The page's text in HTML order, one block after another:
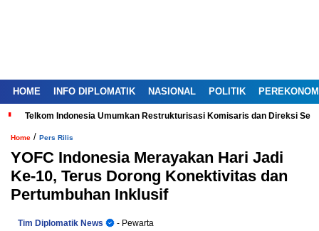
HOME INFO DIPLOMATIK NASIONAL POLITIK
Telkom Indonesia Umumkan Restrukturisasi Komisaris dan Direksi
Home / Pers Rilis
YOFC Indonesia Merayakan Hari Jadi
Ke-10, Terus Dorong Konektivitas dan
Pertumbuhan Inklusif
Tim Diplomatik News
- Pewarta